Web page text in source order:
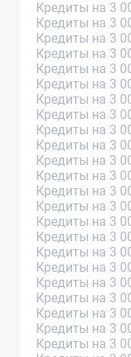
Кредиты на 3
Кредиты на 3
Кредиты на 3
Кредиты на 3
Кредиты на 3
Кредиты на 3
Кредиты на 3
Кредиты на 3
Кредиты на 3
Кредиты на 3
Кредиты на 3
Кредиты на 3
Кредиты на 3
Кредиты на 3
Кредиты на 3
Кредиты на 3
Кредиты на 3
Кредиты на 3
Кредиты на 3
Кредиты на 3
Кредиты на 3
Кредиты на 3
Кредиты на 3